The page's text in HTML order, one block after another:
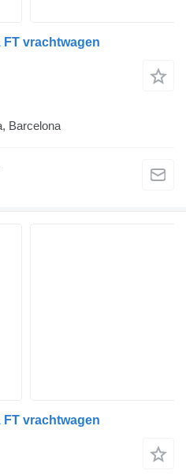
FT vrachtwagen
Barcelona
FT vrachtwagen